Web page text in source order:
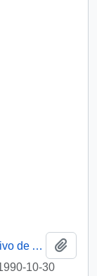
[Carta del Presidente del Comité Ejecutivo de Amnistía Internacional dirigida al Presidente Patricio Aylwin]
10-30